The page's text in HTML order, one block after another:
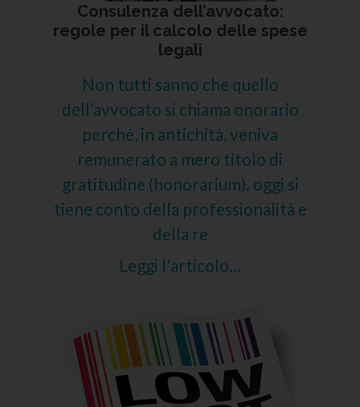
Consulenza dell’avvocato:
regole per il calcolo delle spese
legali
Non tutti sanno che quello
dell’avvocato si chiama onorario
perché, in antichità, veniva
remunerato a mero titolo di
gratitudine (honorarium). oggi si
tiene conto della professionalità e
della re
Leggi l'articolo...